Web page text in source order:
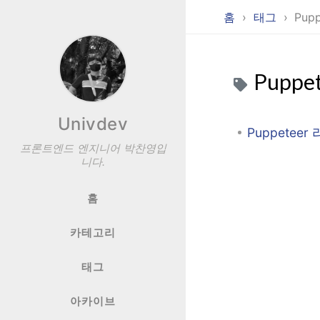
Univdev
프론트엔드 엔지니어 박찬영입
니다.
홈
카테고리
태그
아카이브
홈 태그
Puppeteer